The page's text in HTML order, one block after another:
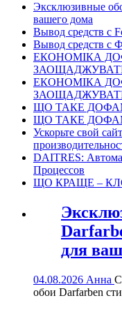
Эксклюзивные
вашего дома
Вывод средств с
Вывод средств с
ЕКОНОМІКА
ЕКОНОМІКА
ЩО ТАКЕ
ЩО ТАКЕ
Ускорьте свой
DAITRES:
Процессов
ЩО КРАЩЕ –
для
04.08.2026 Анна
обои Darfarben